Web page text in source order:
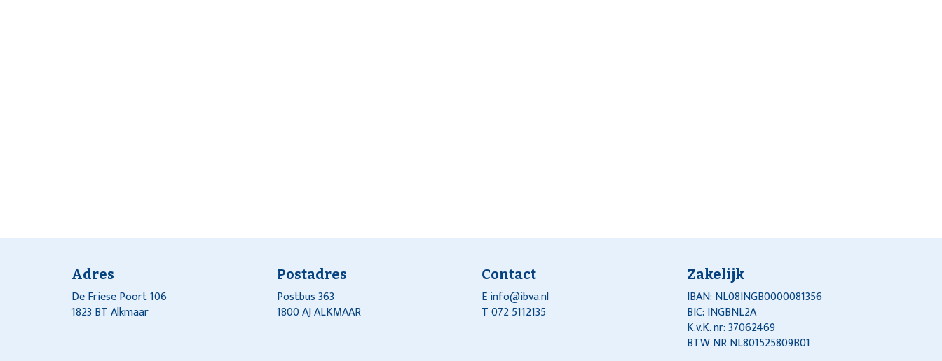
Adres
De Friese Poort 106
1823 BT Alkmaar
Postadres
Postbus 363
1800 AJ ALKMAAR
Contact
Einfo@ibva.nl
T 072 5112135
Zakelijk
IBAN: NL08INGB0000081356
BIC: INGBNL2A
K.v.K. nr: 37062469
BTW NR NL801525809B01